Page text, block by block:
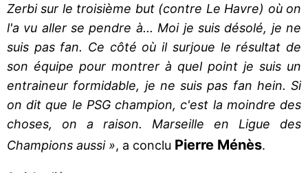
Zerbi sur le troisième but (contre Le Havre) où on
l'a vu aller se pendre à... Moi je suis désolé, je ne
suis pas fan. Ce côté où il surjoue le résultat de
son équipe pour montrer à quel point je suis un
entraineur formidable, je ne suis pas fan hein. Si
on dit que le PSG champion, c'est la moindre des
choses, on a raison. Marseille en Ligue des
Champions aussi », a conclu Pierre Ménès.